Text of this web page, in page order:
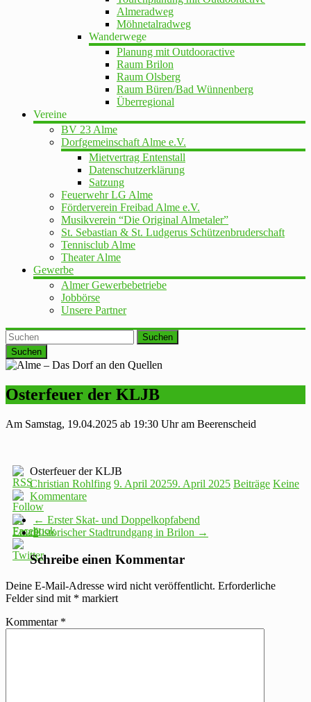
Almeradweg
Möhnetalradweg
Wanderwege
Planung mit Outdooractive
Raum Brilon
Raum Olsberg
Raum Büren/Bad Wünnenberg
Überregional
Vereine
BV 23 Alme
Dorfgemeinschaft Alme e.V.
Mietvertrag Entenstall
Datenschutzerklärung
Satzung
Feuerwehr LG Alme
Förderverein Freibad Alme e.V.
Musikverein “Die Original Almetaler”
St. Sebastian & St. Ludgerus Schützenbruderschaft
Tennisclub Alme
Theater Alme
Gewerbe
Almer Gewerbebetriebe
Jobbörse
Unsere Partner
Suchen
Osterfeuer der KLJB
Am Samstag, 19.04.2025 ab 19:30 Uhr am Beerenscheid
Osterfeuer der KLJB
Christian Rohlfing 9. April 20259. April 2025 Beiträge Keine
Kommentare
← Erster Skat- und Doppelkopfabend
Historischer Stadtrundgang in Brilon →
Schreibe einen Kommentar
Deine E-Mail-Adresse wird nicht veröffentlicht. Erforderliche
Felder sind mit * markiert
Kommentar *